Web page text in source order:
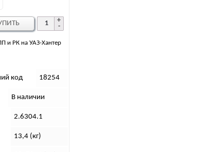
и РК на УАЗ-Хантер
код 18254
В наличии
2.6304.1
13,4 (кг)